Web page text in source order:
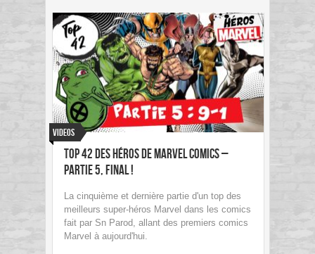
Videos
Top 42 des Héros de Marvel Comics –
Partie 5, final !
La cinquième et dernière partie d'un top des
meilleurs super-héros Marvel dans les comics
fait par Sn Parod, allant des premiers comics
Marvel à aujourd'hui.